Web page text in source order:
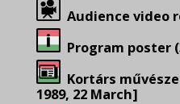
Audience video
Program poster
Kortárs
1989, 22 March]